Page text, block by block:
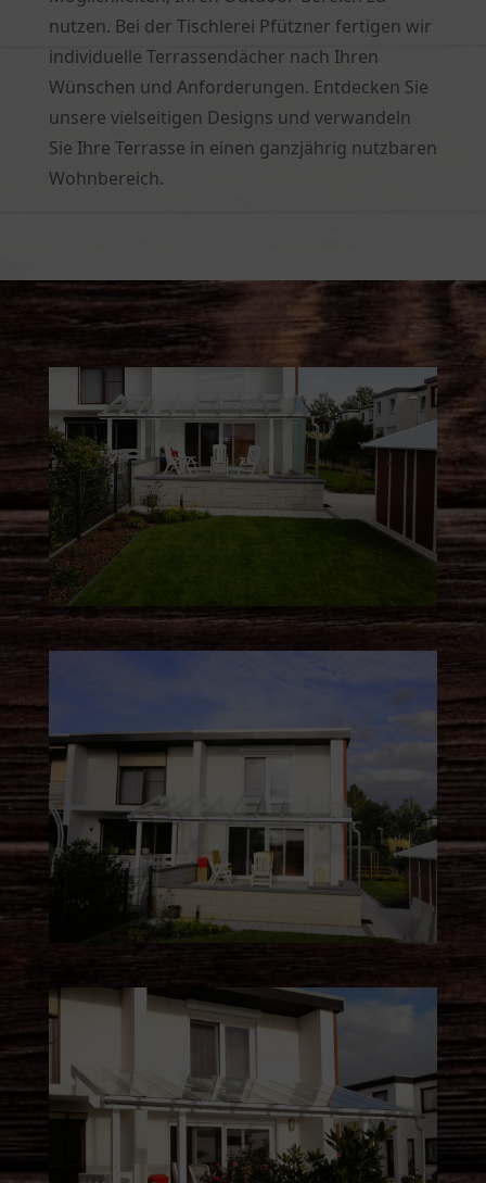
nutzen. Bei der Tischlerei Pfützner fertigen wir
individuelle Terrassendächer nach Ihren
Wünschen und Anforderungen. Entdecken Sie
unsere vielseitigen Designs und verwandeln
Sie Ihre Terrasse in einen ganzjährig nutzbaren
Wohnbereich.